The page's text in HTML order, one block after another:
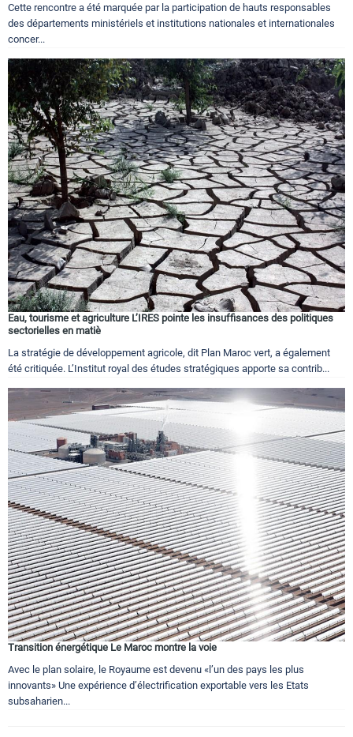
Cette rencontre a été marquée par la participation de hauts responsables
des départements ministériels et institutions nationales et internationales
concer...
Eau, tourisme et agriculture L’IRES pointe les insuffisances des politiques
sectorielles en matiè
La stratégie de développement agricole, dit Plan Maroc vert, a également
été critiquée. L’Institut royal des études stratégiques apporte sa contrib...
Transition énergétique Le Maroc montre la voie
Avec le plan solaire, le Royaume est devenu «l’un des pays les plus
innovants» Une expérience d’électrification exportable vers les Etats
subsaharien...